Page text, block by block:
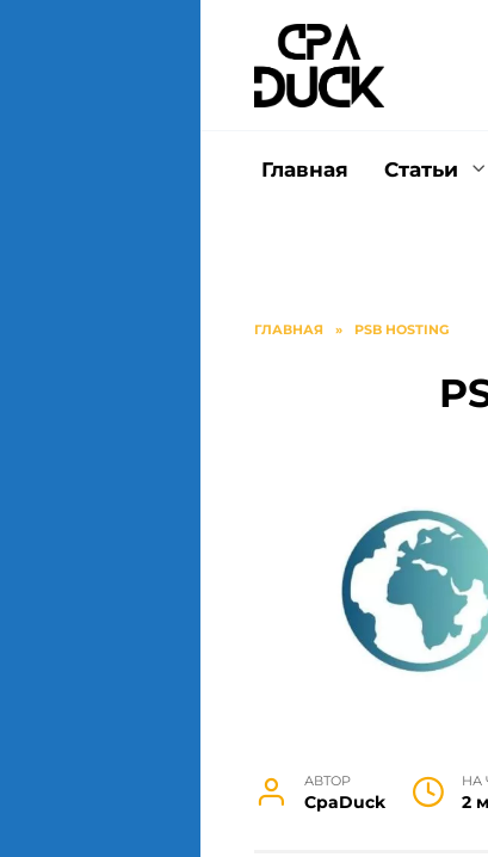
содержанию
Главная Статьи
ГЛАВНАЯ » PSB HOSTING
АВТОР
СpaDuck
НА
2